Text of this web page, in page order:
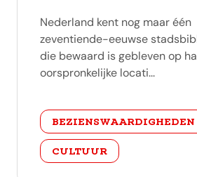
Nederland kent nog maar één
zeventiende-eeuwse
die bewaard is gebleven op
oorspronkelijke locati...
categorie
BEZIENSWAARDIGHEDEN
CULTUUR